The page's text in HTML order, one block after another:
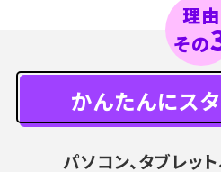
理由
その
かんたんにスタ
パソコン、タブレッ